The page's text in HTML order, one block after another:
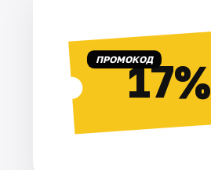
ПРОМОКОД17%